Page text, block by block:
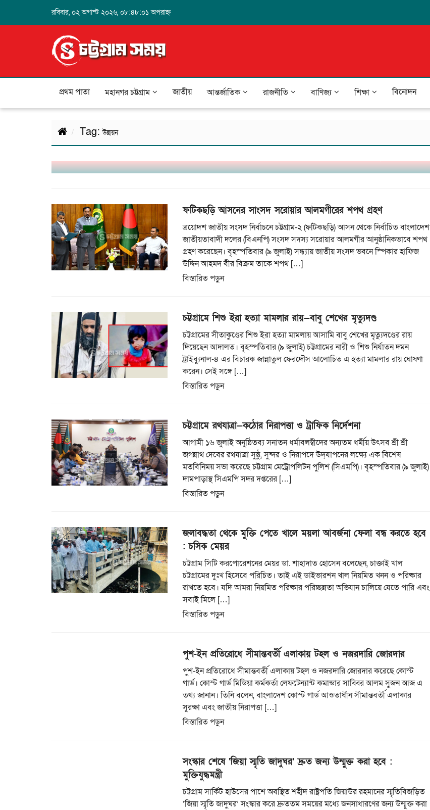
রবিবার, ০২ অগাস্ট ২০২৬, ০৮:৪৮:০১ অপরাহ্ন
প্রথম পাতা মহানগর চট্টগ্রাম জাতীয় আন্তর্জাতিক রাজনীতি বাণিজ্য শিক্ষা বিনোদন
Tag:উন্নয়ন
ফটিকছড়ি আসনের সাংসদ সরোয়ার আলমগীরের শপথ গ্রহণ
ত্রয়োদশ জাতীয় সংসদ নির্বাচনে চট্টগ্রাম-২ (ফটিকছড়ি) আসন থেকে নির্বাচিত বাংলাদেশ
জাতীয়তাবাদী দলের (বিএনপি) সংসদ সদস্য সরোয়ার আলমগীর আনুষ্ঠানিকভাবে শপথ
গ্রহণ করেছেন। বৃহস্পতিবার (৯ জুলাই) সন্ধ্যায় জাতীয় সংসদ ভবনে স্পিকার হাফিজ
উদ্দিন আহমদ বীর বিক্রম তাকে শপথ […]
বিস্তারিত পড়ুন
চট্টগ্রামে শিশু ইরা হত্যা মামলার রায়—বাবু শেখের মৃত্যুদণ্ড
চট্টগ্রামের সীতাকুণ্ডের শিশু ইরা হত্যা মামলায় আসামি বাবু শেখের মৃত্যুদণ্ডের রায়
দিয়েছেন আদালত। বৃহস্পতিবার (৯ জুলাই) চট্টগ্রামের নারী ও শিশু নির্যাতন দমন
ট্রাইব্যুনাল-৪ এর বিচারক জান্নাতুল ফেরদৌস আলোচিত এ হত্যা মামলার রায় ঘোষণা
করেন। সেই সঙ্গে […]
বিস্তারিত পড়ুন
চট্টগ্রামে রথযাত্রা—কঠোর নিরাপত্তা ও ট্রাফিক নির্দেশনা
আগামী ১৬ জুলাই অনুষ্ঠিতব্য সনাতন ধর্মাবলম্বীদের অন্যতম ধর্মীয় উৎসব শ্রী শ্রী
জগন্নাথ দেবের রথযাত্রা সুষ্ঠু, সুন্দর ও নিরাপদে উদ্‌যাপনের লক্ষ্যে এক বিশেষ
মতবিনিময় সভা করেছে চট্টগ্রাম মেট্রোপলিটন পুলিশ (সিএমপি)। বৃহস্পতিবার (৯ জুলাই)
দামপাড়াস্থ সিএমপি সদর দপ্তরের […]
বিস্তারিত পড়ুন
জলাবদ্ধতা থেকে মুক্তি পেতে খালে ময়লা আবর্জনা ফেলা বন্ধ করতে হবে
: চসিক মেয়র
চট্টগ্রাম সিটি করপোরেশনের মেয়র ডা. শাহাদাত হোসেন বলেছেন, চাক্তাই খাল
চট্টগ্রামের দুঃখ হিসেবে পরিচিত। তাই এই ডাইভারশন খাল নিয়মিত খনন ও পরিষ্কার
রাখতে হবে। যদি আমরা নিয়মিত পরিষ্কার পরিচ্ছন্নতা অভিযান চালিয়ে যেতে পারি এবং
সবাই মিলে […]
বিস্তারিত পড়ুন
পুশ-ইন প্রতিরোধে সীমান্তবর্তী এলাকায় টহল ও নজরদারি জোরদার
পুশ-ইন প্রতিরোধে সীমান্তবর্তী এলাকায় টহল ও নজরদারি জোরদার করেছে কোস্ট
গার্ড। কোস্ট গার্ড মিডিয়া কর্মকর্তা লেফটেন্যান্ট কমান্ডার সাব্বির আলম সুজন আজ এ
তথ্য জানান। তিনি বলেন, বাংলাদেশ কোস্ট গার্ড আওতাধীন সীমান্তবর্তী এলাকার
সুরক্ষা এবং জাতীয় নিরাপত্তা […]
বিস্তারিত পড়ুন
সংস্কার শেষে ‘জিয়া স্মৃতি জাদুঘর’ দ্রুত জন্য উন্মুক্ত করা হবে :
মুক্তিযুদ্ধমন্ত্রী
চট্টগ্রাম সার্কিট হাউসের পাশে অবস্থিত শহীদ রাষ্ট্রপতি জিয়াউর রহমানের স্মৃতিবিজড়িত
‘জিয়া স্মৃতি জাদুঘর’ সংস্কার করে দ্রুততম সময়ের মধ্যে জনসাধারণের জন্য উন্মুক্ত করা